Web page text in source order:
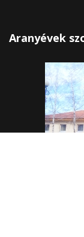
Aranyévek